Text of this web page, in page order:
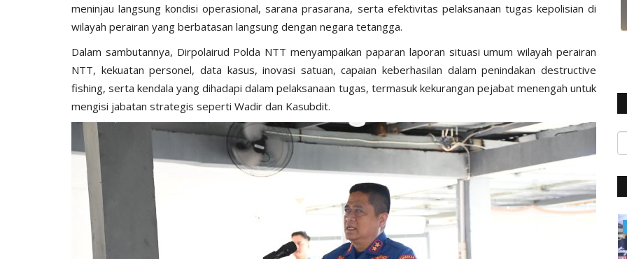
meninjau langsung kondisi operasional, sarana prasarana, serta efektivitas pelaksanaan tugas kepolisian di
wilayah perairan yang berbatasan langsung dengan negara tetangga.
Dalam sambutannya, Dirpolairud Polda NTT menyampaikan paparan laporan situasi umum wilayah perairan
NTT, kekuatan personel, data kasus, inovasi satuan, capaian keberhasilan dalam penindakan destructive
fishing, serta kendala yang dihadapi dalam pelaksanaan tugas, termasuk kekurangan pejabat menengah untuk
mengisi jabatan strategis seperti Wadir dan Kasubdit.
BERANDA BERANDA